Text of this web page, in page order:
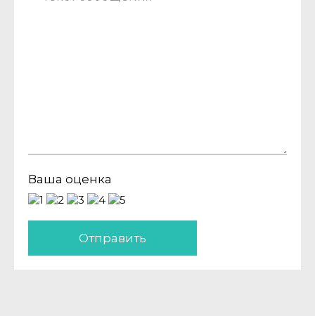
Ваша оценка
Отправить